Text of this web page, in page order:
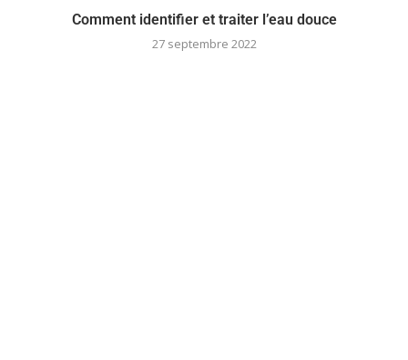
Comment identifier et traiter l’eau douce
27 septembre 2022